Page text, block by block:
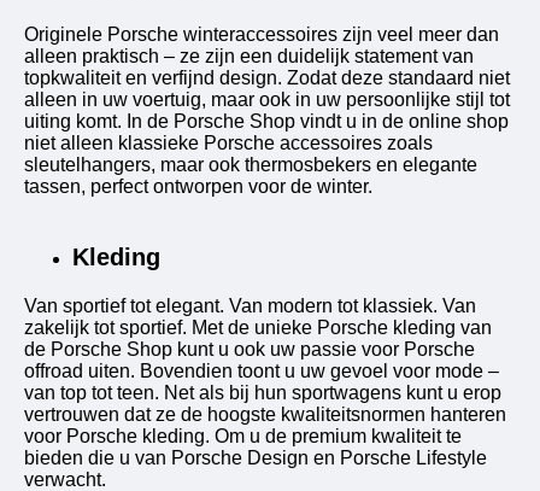
Originele Porsche winteraccessoires zijn veel meer dan
alleen praktisch – ze zijn een duidelijk statement van
topkwaliteit en verfijnd design. Zodat deze standaard niet
alleen in uw voertuig, maar ook in uw persoonlijke stijl tot
uiting komt. In de Porsche Shop vindt u in de online shop
niet alleen klassieke Porsche accessoires zoals
sleutelhangers, maar ook thermosbekers en elegante
tassen, perfect ontworpen voor de winter.
Kleding
Van sportief tot elegant. Van modern tot klassiek. Van
zakelijk tot sportief. Met de unieke Porsche kleding van
de Porsche Shop kunt u ook uw passie voor Porsche
offroad uiten. Bovendien toont u uw gevoel voor mode –
van top tot teen. Net als bij hun sportwagens kunt u erop
vertrouwen dat ze de hoogste kwaliteitsnormen hanteren
voor Porsche kleding. Om u de premium kwaliteit te
bieden die u van Porsche Design en Porsche Lifestyle
verwacht.